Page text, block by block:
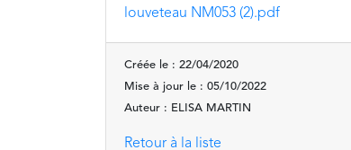
louveteau NM053 (2).pdf
Créée le : 22/04/2020
Mise à jour le : 05/10/2022
Auteur : ELISA MARTIN
Retour à la liste